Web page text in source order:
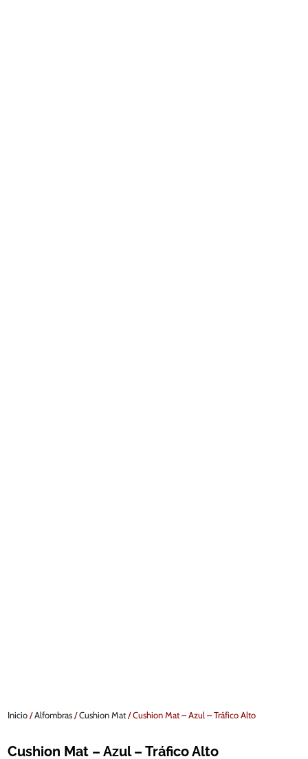
Inicio/Alfombras/Cushion Mat/ Cushion Mat – Azul – Tráfico Alto
Cushion Mat – Azul – Tráfico Alto